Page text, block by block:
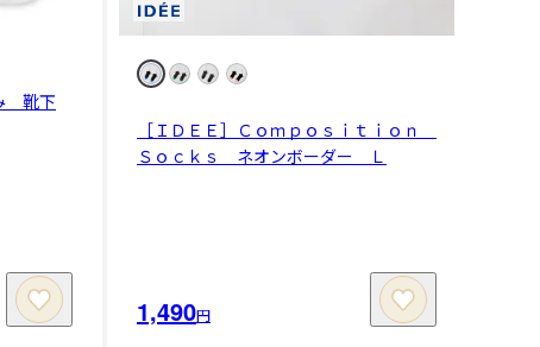
靴下
［ＩＤＥＥ］Ｃｏｍｐｏｓｉｔｉｏｎ
Ｓｏｃｋｓ ネオンボーダー Ｌ
1,490円